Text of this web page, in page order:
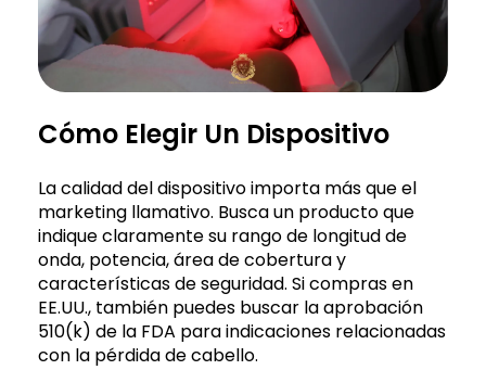
Cómo Elegir Un Dispositivo
La calidad del dispositivo importa más que el
marketing llamativo. Busca un producto que
indique claramente su rango de longitud de
onda, potencia, área de cobertura y
características de seguridad. Si compras en
EE.UU., también puedes buscar la aprobación
510(k) de la FDA para indicaciones relacionadas
con la pérdida de cabello.